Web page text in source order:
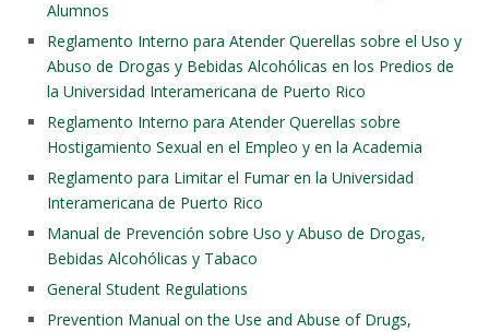
Alumnos
Reglamento Interno para Atender Querellas sobre el Uso y
Abuso de Drogas y Bebidas Alcohólicas en los Predios de
la Universidad Interamericana de Puerto Rico
Reglamento Interno para Atender Querellas sobre
Hostigamiento Sexual en el Empleo y en la Academia
Reglamento para Limitar el Fumar en la Universidad
Interamericana de Puerto Rico
Manual de Prevención sobre Uso y Abuso de Drogas,
Bebidas Alcohólicas y Tabaco
General Student Regulations
Prevention Manual on the Use and Abuse of Drugs,